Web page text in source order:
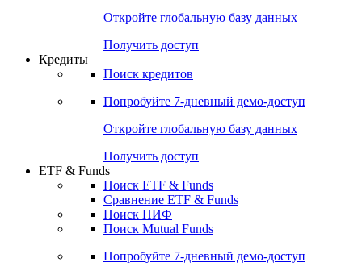
Откройте глобальную базу данных
Получить доступ
Кредиты
Поиск кредитов
Попробуйте 7-дневный демо-доступ
Откройте глобальную базу данных
Получить доступ
ETF & Funds
Поиск ETF & Funds
Сравнение ETF & Funds
Поиск ПИФ
Поиск Mutual Funds
Попробуйте 7-дневный демо-доступ